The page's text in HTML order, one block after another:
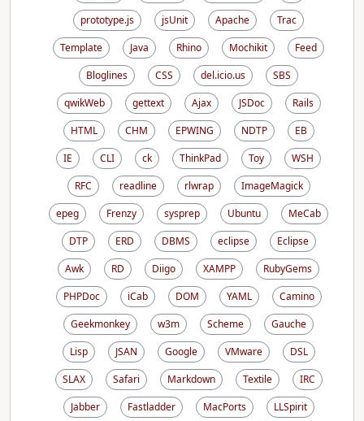
prototype.js
jsUnit Apache
Trac
Template
Java Rhino Mochikit
Feed
Bloglines
CSS del.icio.us
SBS
qwikWeb
gettext Ajax JSDoc
Rails
HTML
CHM EPWING NDTP
EB
IE
CLI ck ThinkPad Toy
WSH
RFC
readline rlwrap
ImageMagick
epeg
Frenzy sysprep Ubuntu
MeCab
DTP
ERD DBMS eclipse
Eclipse
Awk
RD Diigo XAMPP
RubyGems
PHPDoc
iCab DOM YAML
Camino
Geekmonkey
w3m Scheme
Gauche
Lisp
JSAN Google VMware
DSL
SLAX
Safari Markdown Textile
IRC
Jabber
Fastladder MacPorts
LLSpirit